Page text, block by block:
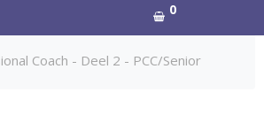
0
Coach - Deel 2 - PCC/Senior